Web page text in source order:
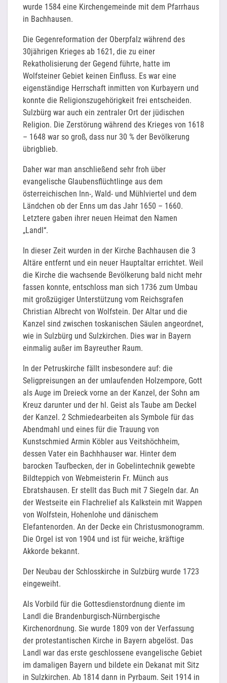
wurde 1584 eine Kirchengemeinde mit dem Pfarrhaus
in Bachhausen.
Die Gegenreformation der Oberpfalz während des
30jährigen Krieges ab 1621, die zu einer
Rekatholisierung der Gegend führte, hatte im
Wolfsteiner Gebiet keinen Einfluss. Es war eine
eigenständige Herrschaft inmitten von Kurbayern und
konnte die Religionszugehörigkeit frei entscheiden.
Sulzbürg war auch ein zentraler Ort der jüdischen
Religion. Die Zerstörung während des Krieges von 1618
– 1648 war so groß, dass nur 30 % der Bevölkerung
übrigblieb.
Daher war man anschließend sehr froh über
evangelische Glaubensflüchtlinge aus dem
österreichischen Inn-, Wald- und Mühlviertel und dem
Ländchen ob der Enns um das Jahr 1650 – 1660.
Letztere gaben ihrer neuen Heimat den Namen
„Landl“.
In dieser Zeit wurden in der Kirche Bachhausen die 3
Altäre entfernt und ein neuer Hauptaltar errichtet. Weil
die Kirche die wachsende Bevölkerung bald nicht mehr
fassen konnte, entschloss man sich 1736 zum Umbau
mit großzügiger Unterstützung vom Reichsgrafen
Christian Albrecht von Wolfstein. Der Altar und die
Kanzel sind zwischen toskanischen Säulen angeordnet,
wie in Sulzbürg und Sulzkirchen. Dies war in Bayern
einmalig außer im Bayreuther Raum.
In der Petruskirche fällt insbesondere auf: die
Seligpreisungen an der umlaufenden Holzempore, Gott
als Auge im Dreieck vorne an der Kanzel, der Sohn am
Kreuz darunter und der hl. Geist als Taube am Deckel
der Kanzel. 2 Schmiedearbeiten als Symbole für das
Abendmahl und eines für die Trauung von
Kunstschmied Armin Köbler aus Veitshöchheim,
dessen Vater ein Bachhhauser war. Hinter dem
barocken Taufbecken, der in Gobelintechnik gewebte
Bildteppich von Webmeisterin Fr. Münch aus
Ebratshausen. Er stellt das Buch mit 7 Siegeln dar. An
der Westseite ein Flachrelief als Kalkstein mit Wappen
von Wolfstein, Hohenlohe und dänischem
Elefantenorden. An der Decke ein Christusmonogramm.
Die Orgel ist von 1904 und ist für weiche, kräftige
Akkorde bekannt.
Der Neubau der Schlosskirche in Sulzbürg wurde 1723
eingeweiht.
Als Vorbild für die Gottesdienstordnung diente im
Landl die Brandenburgisch-Nürnbergische
Kirchenordnung. Sie wurde 1809 von der Verfassung
der protestantischen Kirche in Bayern abgelöst. Das
Landl war das erste geschlossene evangelische Gebiet
im damaligen Bayern und bildete ein Dekanat mit Sitz
in Sulzkirchen. Ab 1814 dann in Pyrbaum. Seit 1914 in